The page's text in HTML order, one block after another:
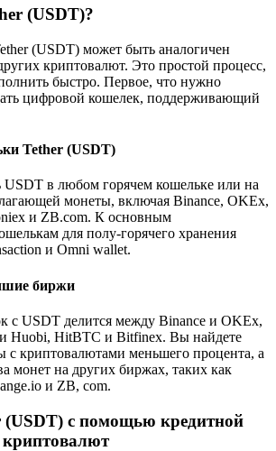
(USDT)?
(USDT) может быть аналогичен
криптовалют. Это простой процесс,
быстро. Первое, что нужно
цифровой кошелек, поддерживающий
Tether (USDT)
в любом горячем кошельке или на
монеты, включая Binance, OKEx,
и ZB.com. К основным
для полу-горячего хранения
и Omni wallet.
биржи
с USDT делится между Binance и OKEx,
Huobi, HitBTC и Bitfinex. Вы найдете
с криптовалютами меньшего процента, а
монет на других биржах, таких как
и ZB, com.
(USDT) с помощью кредитной